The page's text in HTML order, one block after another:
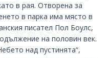
в рая. Отворена за
в парка има място в
писател Пол Боулс,
на половин век.
над пустинята“,